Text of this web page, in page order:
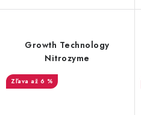
Growth Technology
Nitrozyme
až 6 %